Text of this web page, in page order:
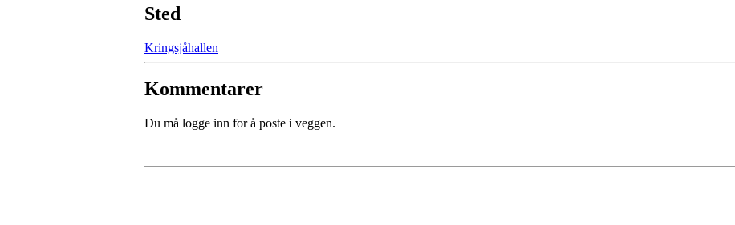
Sted
Kringsjåhallen
Kommentarer
Du må logge inn for å poste i veggen.